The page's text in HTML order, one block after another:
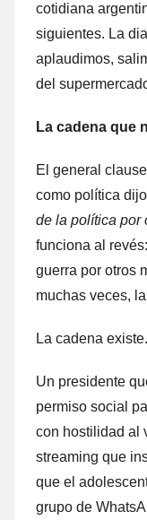
cotidiana
siguientes. La
aplaudimos,
del
La cadena que
El general
como política
de la política por
funciona al
guerra por otros
muchas veces,
La cadena
Un presidente
permiso social
con hostilidad al
streaming que
que el
grupo de